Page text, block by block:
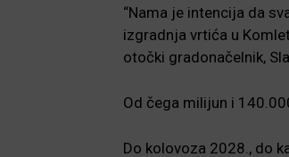
“Nama je intencija da
izgradnja vrtića u
otočki gradonačelnik,
Od čega milijun i
Do kolovoza 2028., do